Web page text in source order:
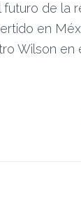
de la
en
Wilson en